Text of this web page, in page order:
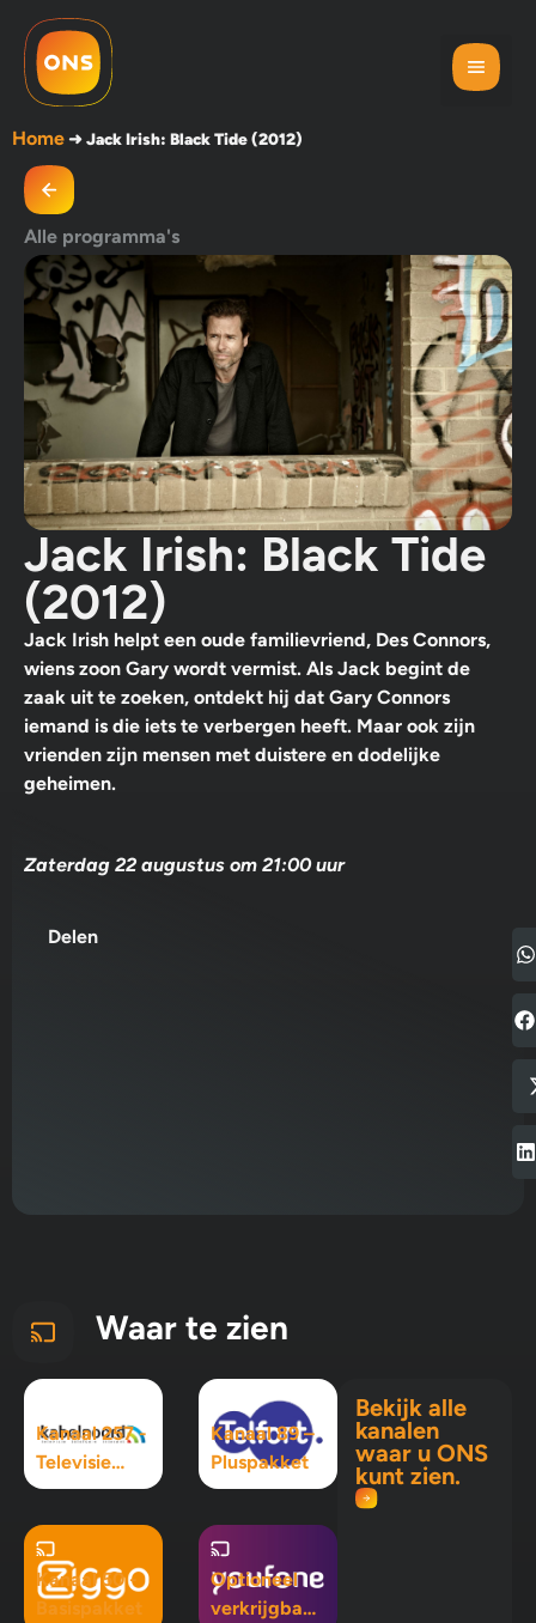
Home➜Jack Irish: Black Tide (2012)
Alle programma's
Jack Irish: Black Tide
(2012)
Jack Irish helpt een oude familievriend, Des Connors,
wiens zoon Gary wordt vermist. Als Jack begint de
zaak uit te zoeken, ontdekt hij dat Gary Connors
iemand is die iets te verbergen heeft. Maar ook zijn
vrienden zijn mensen met duistere en dodelijke
geheimen.
Zaterdag 22 augustus om 21:00 uur
Delen
Waar te zien
Kanaal 257 -
Televisie
Maximaal
Kanaal 89 –
Pluspakket
Kanaal 50 -
Basispakket
Optioneel
verkrijgbaar
Bekijk alle
kanalen
waar u ONS
kunt zien.